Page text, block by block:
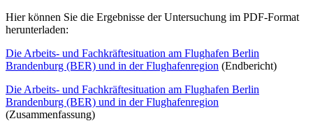
Hier können Sie die Ergebnisse der Untersuchung im PDF-Format
herunterladen:
Die Arbeits- und Fachkräftesituation am Flughafen Berlin
Brandenburg (BER) und in der Flughafenregion (Endbericht)
Die Arbeits- und Fachkräftesituation am Flughafen Berlin
Brandenburg (BER) und in der Flughafenregion
(Zusammenfassung)